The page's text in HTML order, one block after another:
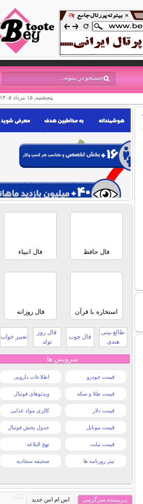
پنجشنبه, ۱۵ مرداد ۱۴۰۵
فال حافظ فال انبیاء
استخاره با قرآن فال روزانه
طالع بینی
هندی
فال چوب
فال روز
تولد
تعبیر خواب
سرویس ها
قیمت خودرو اطلاعات دارویی
قیمت طلا و سکه ویدئوهای فوتبال
قیمت دلار کالری مواد غذایی
قیمت موبایل جدول پخش فوتبال
قیمت تبلت نهج البلاغه
تیتر روزنامه ها صحیفه سجادیه
پـربیننده سرگرمی
اس ام اس جدید